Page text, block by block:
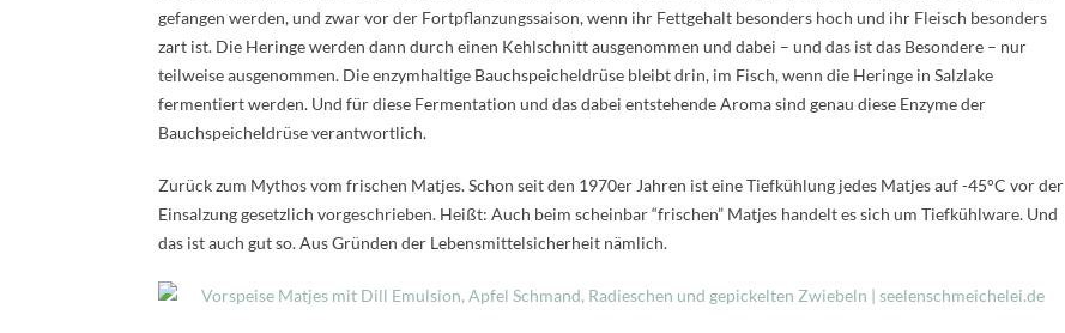
gefangen werden, und zwar vor der Fortpflanzungssaison, wenn ihr Fettgehalt besonders hoch und ihr Fleisch besonders
zart ist. Die Heringe werden dann durch einen Kehlschnitt ausgenommen und dabei – und das ist das Besondere – nur
teilweise ausgenommen. Die enzymhaltige Bauchspeicheldrüse bleibt drin, im Fisch, wenn die Heringe in Salzlake
fermentiert werden. Und für diese Fermentation und das dabei entstehende Aroma sind genau diese Enzyme der
Bauchspeicheldrüse verantwortlich.
Zurück zum Mythos vom frischen Matjes. Schon seit den 1970er Jahren ist eine Tiefkühlung jedes Matjes auf -45°C vor der
Einsalzung gesetzlich vorgeschrieben. Heißt: Auch beim scheinbar “frischen” Matjes handelt es sich um Tiefkühlware. Und
das ist auch gut so. Aus Gründen der Lebensmittelsicherheit nämlich.